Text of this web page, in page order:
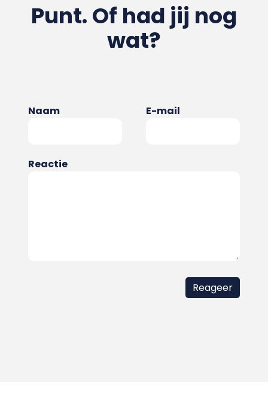
Punt. Of had jij nog
wat?
Naam E-mail
Reactie